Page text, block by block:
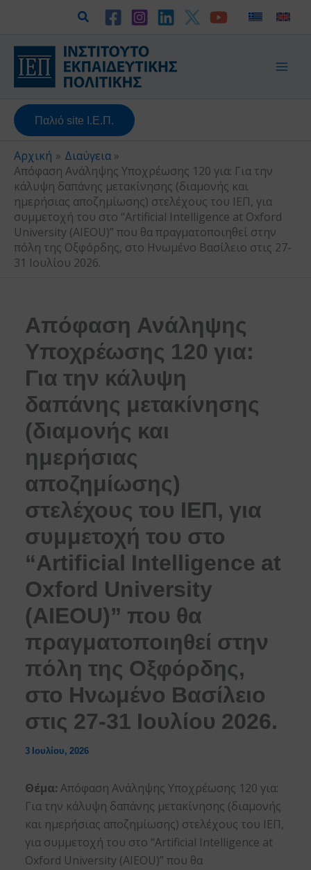
περιεχόμενο
Αναζήτηση
Παλιό site Ι.Ε.Π.
Αρχική
Διαύγεια
Απόφαση Ανάληψης Υποχρέωσης 120 για: Για την
κάλυψη δαπάνης μετακίνησης (διαμονής και
ημερήσιας αποζημίωσης) στελέχους του ΙΕΠ, για
συμμετοχή του στο “Artificial Intelligence at Oxford
University (AIEOU)” που θα πραγματοποιηθεί στην
πόλη της Οξφόρδης, στο Ηνωμένο Βασίλειο στις 27-
31 Ιουλίου 2026.
Απόφαση Ανάληψης
Υποχρέωσης 120 για:
Για την κάλυψη
δαπάνης μετακίνησης
(διαμονής και
ημερήσιας
αποζημίωσης)
στελέχους του ΙΕΠ, για
συμμετοχή του στο
“Artificial Intelligence at
Oxford University
(AIEOU)” που θα
πραγματοποιηθεί στην
πόλη της Οξφόρδης,
στο Ηνωμένο Βασίλειο
στις 27-31 Ιουλίου 2026.
3 Ιουλίου, 2026
Θέμα: Απόφαση Ανάληψης Υποχρέωσης 120 για:
Για την κάλυψη δαπάνης μετακίνησης (διαμονής
και ημερήσιας αποζημίωσης) στελέχους του ΙΕΠ,
για συμμετοχή του στο “Artificial Intelligence at
Oxford University (AIEOU)” που θα